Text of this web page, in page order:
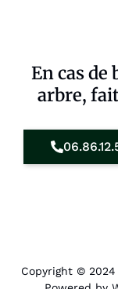
En cas
arbre,
Copyright ©